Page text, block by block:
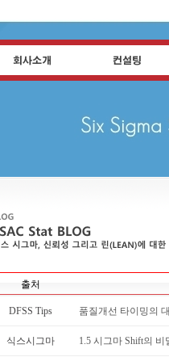
출처
DFSS Tips 품질개선 타이밍의
식스시그마 1.5 시그마 Shift의 비